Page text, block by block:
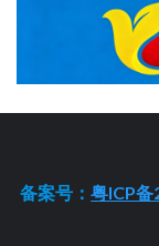
备案号：粤ICP